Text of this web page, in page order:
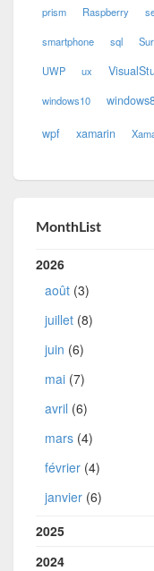
prism Raspberry
smartphone sql
UWP ux
windows10
wpf xamarin
MonthList
2026
août (3)
juillet (8)
juin (6)
mai (7)
avril (6)
mars (4)
février (4)
janvier (6)
2025
2024